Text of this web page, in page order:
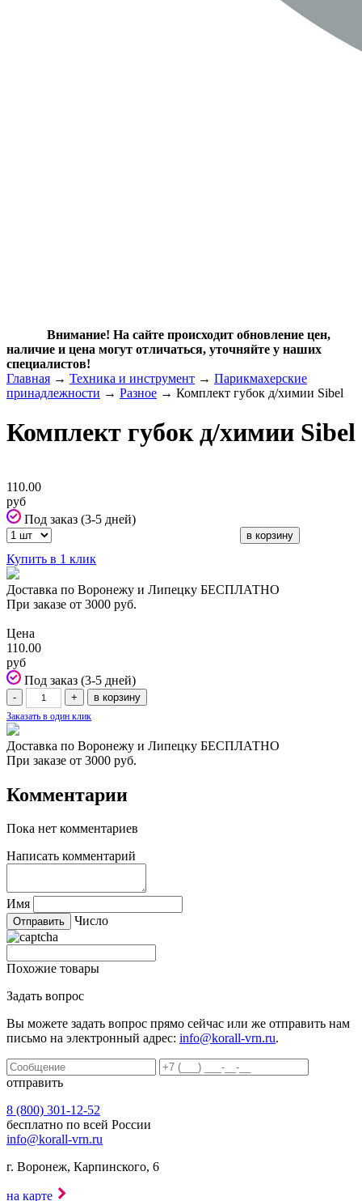
Внимание! На сайте происходит обновление цен,
наличие и цена могут отличаться, уточняйте у наших
специалистов!
Главная → Техника и инструмент → Парикмахерские
принадлежности → Разное → Комплект губок д/химии Sibel
Комплект губок д/химии Sibel
110.00
руб
Под заказ (3-5 дней)
Купить в 1 клик
Доставка по Воронежу и Липецку БЕСПЛАТНО
При заказе от 3000 руб.
Цена
110.00
руб
Под заказ (3-5 дней)
Заказать в один клик
Доставка по Воронежу и Липецку БЕСПЛАТНО
При заказе от 3000 руб.
Комментарии
Пока нет комментариев
Написать комментарий
Имя
Число
Похожие товары
Задать вопрос
Вы можете задать вопрос прямо сейчас или же отправить нам
письмо на электронный адрес: info@korall-vrn.ru.
отправить
8 (800) 301-12-52
бесплатно по всей России
info@korall-vrn.ru
г. Воронеж, Карпинского, 6
на карте